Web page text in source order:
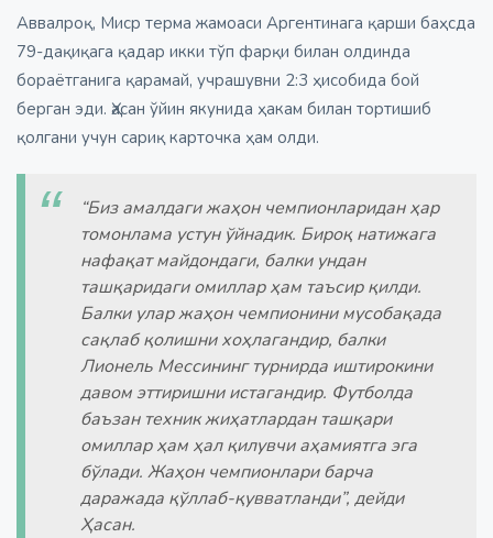
Аввалроқ, Миср терма жамоаси Аргентинага қарши баҳсда
79-дақиқага қадар икки тўп фарқи билан олдинда
бораётганига қарамай, учрашувни 2:3 ҳисобида бой
берган эди. Ҳасан ўйин якунида ҳакам билан тортишиб
қолгани учун сариқ карточка ҳам олди.
“Биз амалдаги жаҳон чемпионларидан ҳар
томонлама устун ўйнадик. Бироқ натижага
нафақат майдондаги, балки ундан
ташқаридаги омиллар ҳам таъсир қилди.
Балки улар жаҳон чемпионини мусобақада
сақлаб қолишни хоҳлагандир, балки
Лионель Мессининг турнирда иштирокини
давом эттиришни истагандир. Футболда
баъзан техник жиҳатлардан ташқари
омиллар ҳам ҳал қилувчи аҳамиятга эга
бўлади. Жаҳон чемпионлари барча
даражада қўллаб-қувватланди”, дейди
Ҳасан.